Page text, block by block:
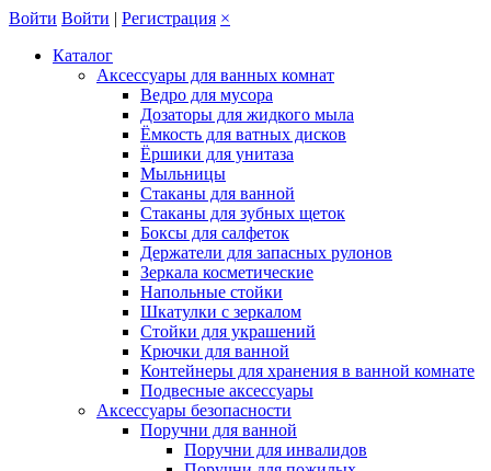
Войти Войти | Регистрация ×
Каталог
Аксессуары для ванных комнат
Ведро для мусора
Дозаторы для жидкого мыла
Ёмкость для ватных дисков
Ёршики для унитаза
Мыльницы
Стаканы для ванной
Стаканы для зубных щеток
Боксы для салфеток
Держатели для запасных рулонов
Зеркала косметические
Напольные стойки
Шкатулки с зеркалом
Стойки для украшений
Крючки для ванной
Контейнеры для хранения в ванной комнате
Подвесные аксессуары
Аксессуары безопасности
Поручни для ванной
Поручни для инвалидов